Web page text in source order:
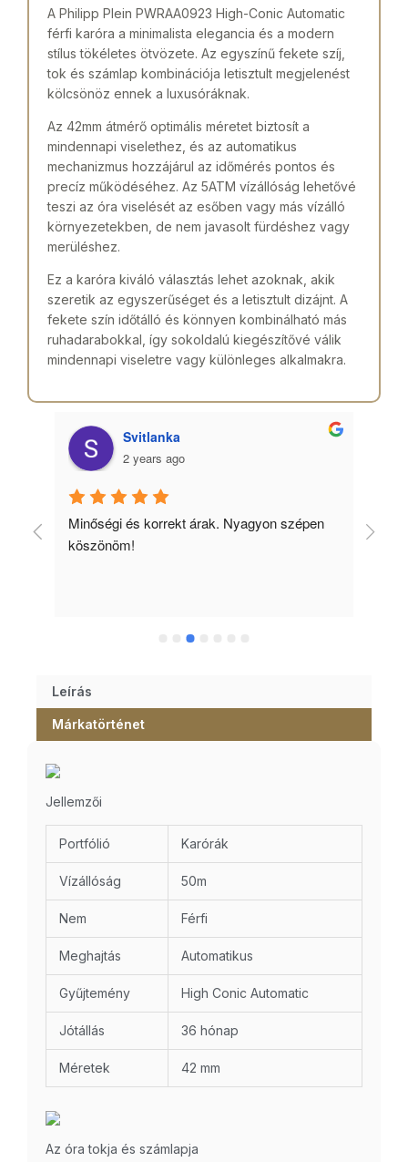
A Philipp Plein PWRAA0923 High-Conic Automatic
férfi karóra a minimalista elegancia és a modern
stílus tökéletes ötvözete. Az egyszínű fekete szíj,
tok és számlap kombinációja letisztult megjelenést
kölcsönöz ennek a luxusóráknak.
Az 42mm átmérő optimális méretet biztosít a
mindennapi viselethez, és az automatikus
mechanizmus hozzájárul az időmérés pontos és
precíz működéséhez. Az 5ATM vízállóság lehetővé
teszi az óra viselését az esőben vagy más vízálló
környezetekben, de nem javasolt fürdéshez vagy
merüléshez.
Ez a karóra kiváló választás lehet azoknak, akik
szeretik az egyszerűséget és a letisztult dizájnt. A
fekete szín időtálló és könnyen kombinálható más
ruhadarabokkal, így sokoldalú kiegészítővé válik
mindennapi viseletre vagy különleges alkalmakra.
Svitlanka
2 years ago
Minőségi és korrekt árak. Nyagyon szépen
köszönöm!
Leírás
Márkatörténet
Jellemzői
Portfólió Karórák
Vízállóság 50m
Nem Férfi
Meghajtás Automatikus
Gyűjtemény High Conic Automatic
Jótállás 36 hónap
Méretek 42 mm
Az óra tokja és számlapja